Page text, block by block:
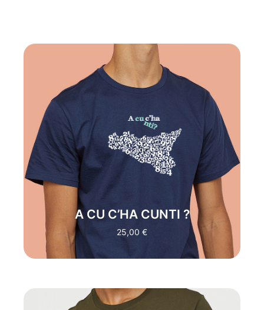
A CU C’HA CUNTI ?
25,00 €
"SICILIAN CALM"
A CU C'HA CUNTI E'
LA MAGLIA IDEALE PER CHI VIVE
"SGOMBRO DI NUVOLE", CHI INDOSSA
LA T SHIRT NON VUOLE RACCONTATI
LAMENTI, IL
VIVI E LASCIA VIVERESI
FONDE CON LA SERENITA' E
CORIANDOLI DI CINISMO.
TRADUZIONE:
"A CHI LA RACCONTI?"
(CIO' CHE DICI NON INTERESSA)
ACQUISTA